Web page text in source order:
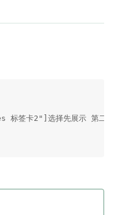
标签卡2"]选择先展示 第二